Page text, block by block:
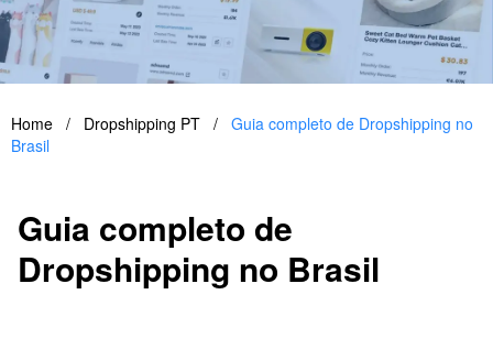
Home / Dropshipping PT / Guia completo de Dropshipping no
Brasil
Guia completo de
Dropshipping no Brasil